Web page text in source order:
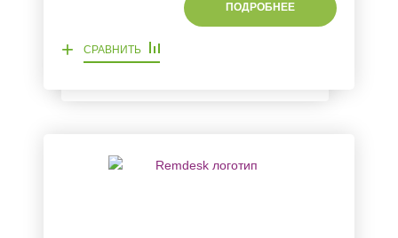
ПОДРОБНЕЕ
+ СРАВНИТЬ